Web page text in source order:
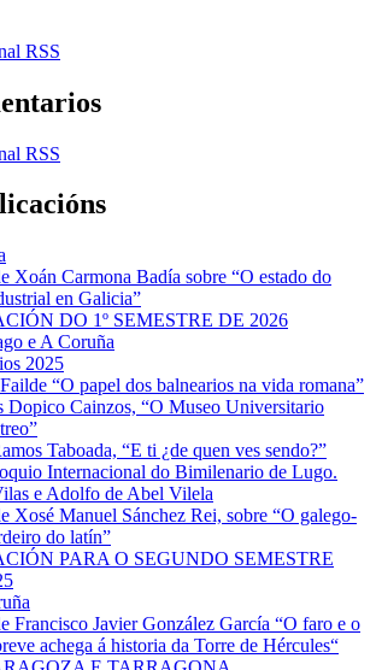
RSS
RSS
Xoán Carmona Badía sobre “O estado do
en Galicia”
DO 1º SEMESTRE DE 2026
e A Coruña
2025
“O papel dos balnearios na vida romana”
Dopico Cainzos, “O Museo Universitario
Taboada, “E ti ¿de quen ves sendo?”
Internacional do Bimilenario de Lugo.
e Adolfo de Abel Vilela
Xosé Manuel Sánchez Rei, sobre “O galego-
do latín”
PARA O SEGUNDO SEMESTRE
Francisco Javier González García “O faro e o
achega á historia da Torre de Hércules“